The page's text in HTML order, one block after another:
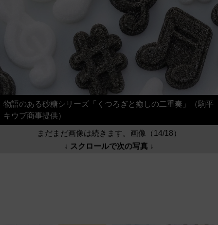
物語のある砂糖シリーズ「くつろぎと癒しの二重奏」（駒平
キウブ商事提供）
まだまだ画像は続きます。画像（14/18）
↓ スクロールで次の写真 ↓